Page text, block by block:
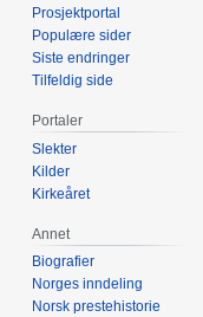
Prosjektportal
Populære sider
Siste endringer
Tilfeldig side
Portaler
Slekter
Kilder
Kirkeåret
Annet
Biografier
Norges inndeling
Norsk prestehistorie